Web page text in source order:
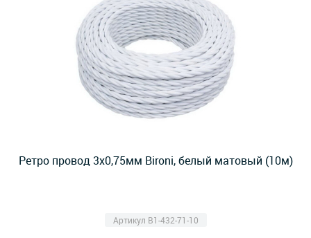
Ретро провод 3х0,75мм Bironi, белый матовый (10м)
Артикул B1-432-71-10